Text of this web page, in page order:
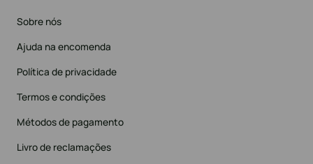
Sobre nós
Ajuda na encomenda
Política de privacidade
Termos e condições
Métodos de pagamento
Livro de reclamações